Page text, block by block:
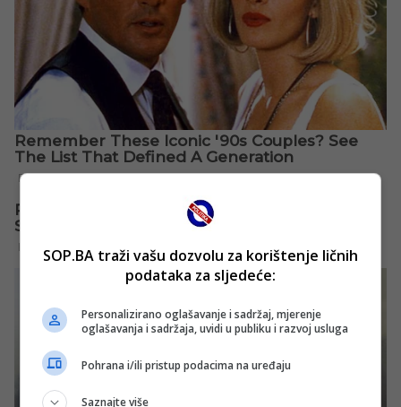
SOP.BA traži vašu dozvolu za korištenje ličnih
podataka za sljedeće:
Personalizirano oglašavanje i sadržaj, mjerenje
oglašavanja i sadržaja, uvidi u publiku i razvoj usluga
Pohrana i/ili pristup podacima na uređaju
Saznajte više